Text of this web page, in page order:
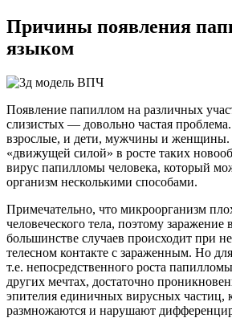
Причины появления
языком
Появление папиллом на различных
слизистых — довольно частая
взрослые, и дети, мужчины и
«движущей силой» в росте таких
вирус папилломы человека, который
организм несколькими способами.
Примечательно, что микроорганизм
человеческого тела, поэтому
большинстве случаев происходит при
телесном контакте с зараженным. Но
т.е. непосредственного роста
других мечтах, достаточно
эпителия единичных вирусных частиц,
размножаются и нарушают